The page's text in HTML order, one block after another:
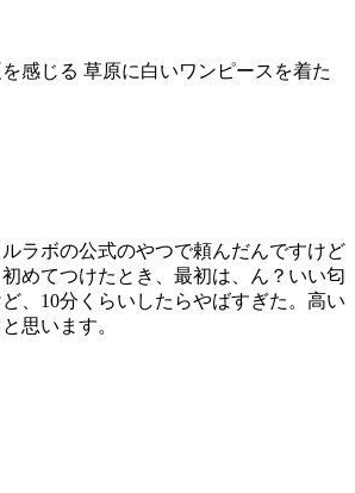
感じる 草原に白いワンピースを着た
ラボの公式のやつで頼んだんですけど
めてつけたとき、最初は、ん？いい匂
、10分くらいしたらやばすぎた。高い
思います。